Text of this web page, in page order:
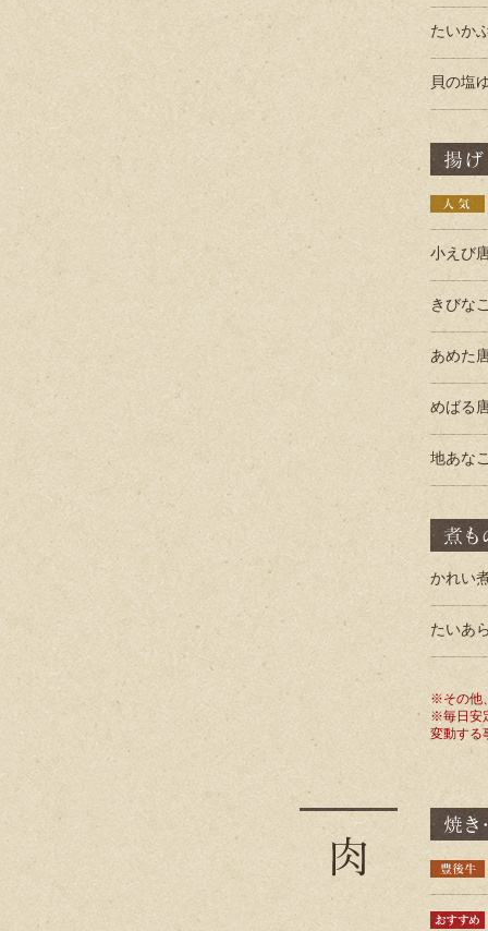
たいか
貝の塩
小えび
きびな
あめた
めばる
地あな
かれい
たいあ
※その他
※毎日安
変動する